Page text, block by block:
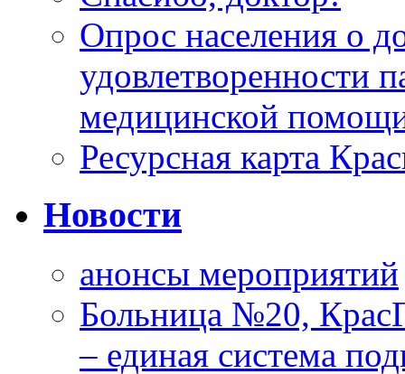
Опрос населения о
удовлетворенности
медицинской
Ресурсная карта
Новости
анонсы мероприятий
Больница №20,
– единая система